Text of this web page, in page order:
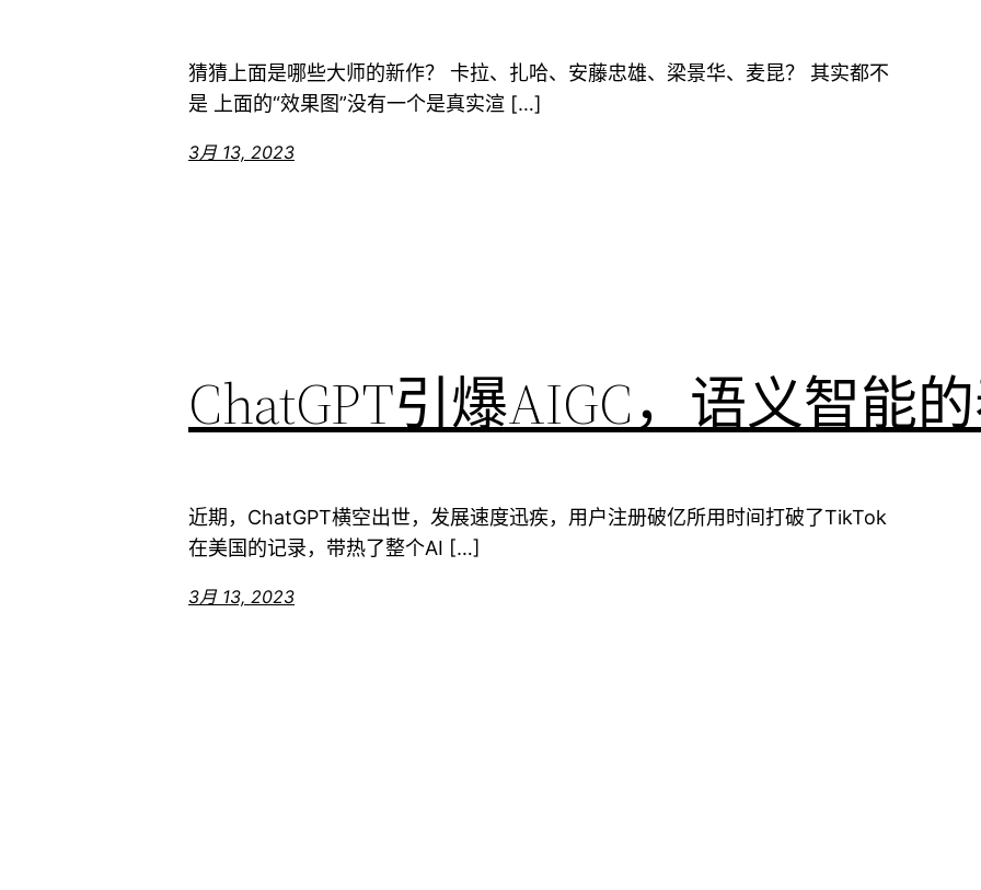
猜猜上面是哪些大师的新作？ 卡拉、扎哈、安藤忠雄、梁景华、麦昆？ 其实都不
是 上面的“效果图”没有一个是真实渲 […]
3月 13, 2023
ChatGPT引爆AIGC，语义智能
近期，ChatGPT横空出世，发展速度迅疾，用户注册破亿所用时间打破了TikTok
在美国的记录，带热了整个AI […]
3月 13, 2023